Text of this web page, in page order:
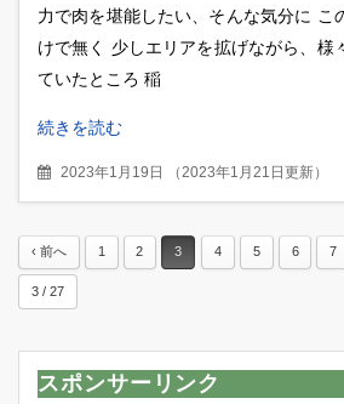
力で肉を堪能したい、そんな気分に こ
けで無く 少しエリアを拡げながら、様
ていたところ 稲
続きを読む
2023年1月19日 （ 2023年1月21日更新）
‹ 前へ 1 2 3 4 5 6 7
3 / 27
スポンサーリンク